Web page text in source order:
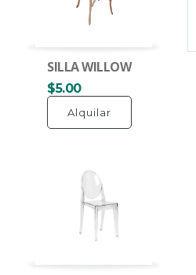
SILLA WILLOW
$5.00
Alquilar